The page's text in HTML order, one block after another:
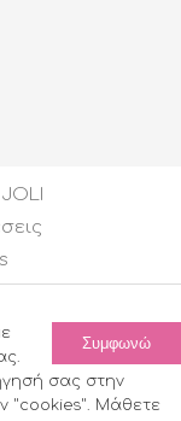
Συμφωνώ
σας στην
"cookies". Μάθετε